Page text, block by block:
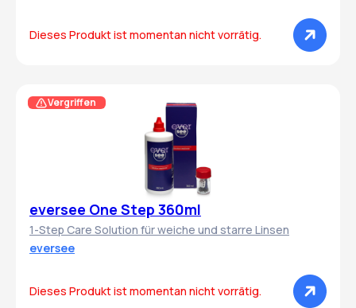
Dieses Produkt ist momentan nicht vorrätig.
eversee One Step 360ml
1-Step Care Solution für weiche und starre Linsen
eversee
Dieses Produkt ist momentan nicht vorrätig.
Vergriffen